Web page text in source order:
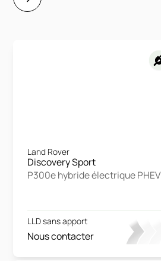
Land Rover
Discovery Sport
P300e hybride électrique PHEV
LLD sans apport
Nous contacter